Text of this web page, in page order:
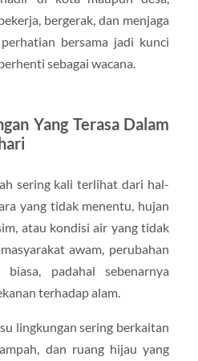
bergerak, dan menjaga
bersama jadi kunci
sebagai wacana.
Yang Terasa Dalam
sering kali terlihat dari hal-
yang tidak menentu, hujan
atau kondisi air yang tidak
awam, perubahan
padahal sebenarnya
terhadap alam.
lingkungan sering berkaitan
dan ruang hijau yang